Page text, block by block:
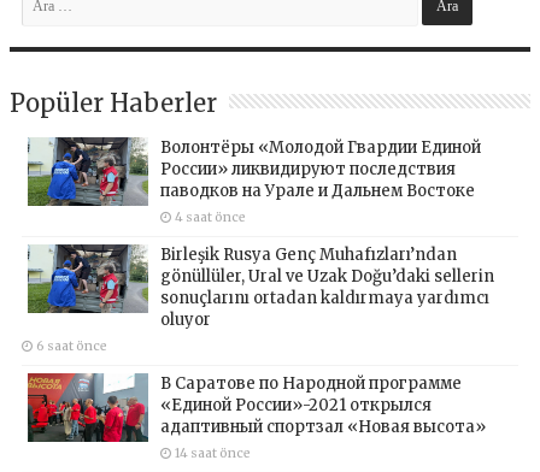
Popüler Haberler
Волонтёры «Молодой Гвардии Единой
России» ликвидируют последствия
паводков на Урале и Дальнем Востоке
4 saat önce
Birleşik Rusya Genç Muhafızları’ndan
gönüllüler, Ural ve Uzak Doğu’daki sellerin
sonuçlarını ortadan kaldırmaya yardımcı
oluyor
6 saat önce
В Саратове по Народной программе
«Единой России»-2021 открылся
адаптивный спортзал «Новая высота»
14 saat önce